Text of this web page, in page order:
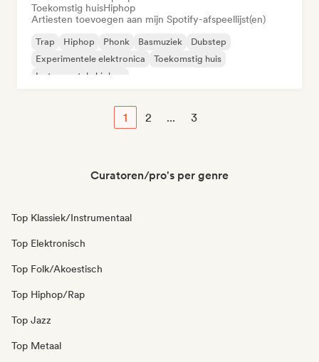
Toekomstig huisHiphop
Artiesten toevoegen aan mijn Spotify-afspeellijst(en)
Trap Hiphop Phonk Basmuziek
Dubstep
Experimentele elektronica
Toekomstig huis
Instrumentale hiphop
1 2 ... 3
Curatoren/pro's per genre
Top Klassiek/Instrumentaal
Top Elektronisch
Top Folk/Akoestisch
Top Hiphop/Rap
Top Jazz
Top Metaal